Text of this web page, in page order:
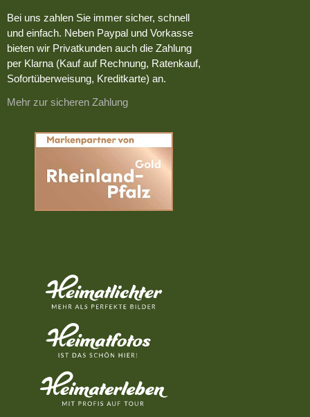
Bei uns zahlen Sie immer sicher, schnell
und einfach. Neben Paypal und Vorkasse
bieten wir Privatkunden auch die Zahlung
per Klarna (Kauf auf Rechnung, Ratenkauf,
Sofortüberweisung, Kreditkarte) an.
Mehr zur sicheren Zahlung